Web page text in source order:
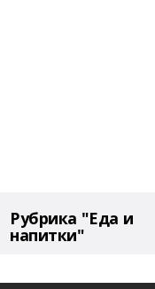
Рубрика "Еда и
напитки"